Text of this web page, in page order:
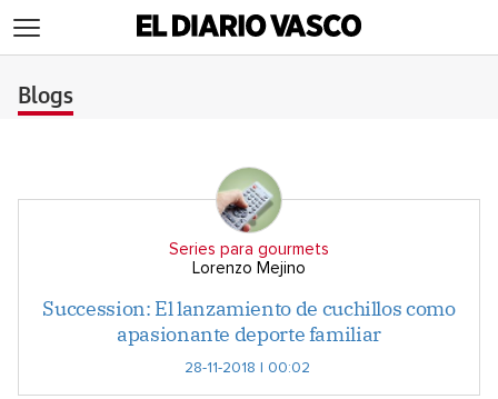
Blogs
Series para gourmets
Lorenzo Mejino
Succession: El lanzamiento de cuchillos como
apasionante deporte familiar
28-11-2018 | 00:02